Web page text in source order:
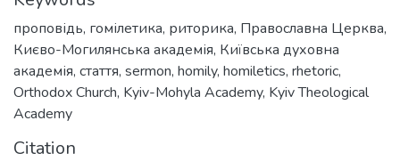
проповідь, гомілетика, риторика, Православна Церква,
Києво-Могилянська академія, Київська духовна
академія, стаття, sermon, homily, homiletics, rhetoric,
Orthodox Church, Kyiv-Mohyla Academy, Kyiv Theological
Academy
Citation